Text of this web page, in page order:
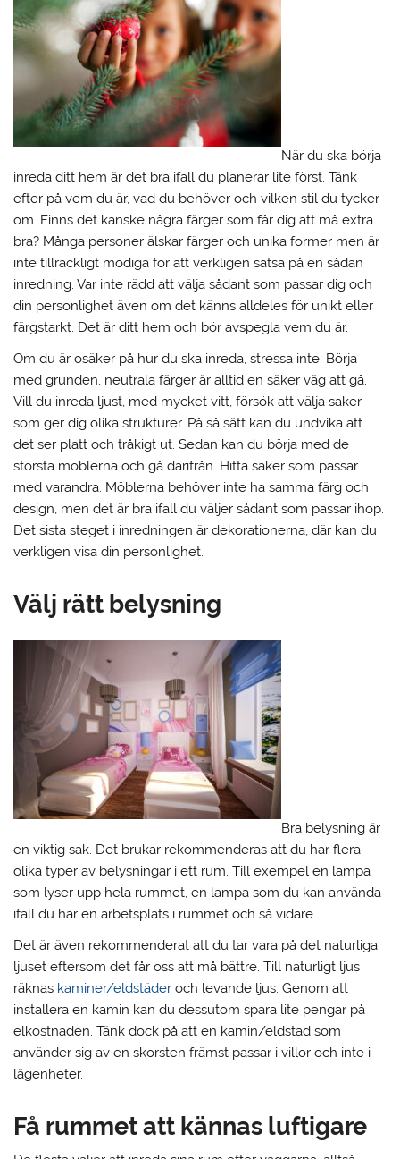
När du ska börja
inreda ditt hem är det bra ifall du planerar lite först. Tänk
efter på vem du är, vad du behöver och vilken stil du tycker
om. Finns det kanske några färger som får dig att må extra
bra? Många personer älskar färger och unika former men är
inte tillräckligt modiga för att verkligen satsa på en sådan
inredning. Var inte rädd att välja sådant som passar dig och
din personlighet även om det känns alldeles för unikt eller
färgstarkt. Det är ditt hem och bör avspegla vem du är.
Om du är osäker på hur du ska inreda, stressa inte. Börja
med grunden, neutrala färger är alltid en säker väg att gå.
Vill du inreda ljust, med mycket vitt, försök att välja saker
som ger dig olika strukturer. På så sätt kan du undvika att
det ser platt och tråkigt ut. Sedan kan du börja med de
största möblerna och gå därifrån. Hitta saker som passar
med varandra. Möblerna behöver inte ha samma färg och
design, men det är bra ifall du väljer sådant som passar ihop.
Det sista steget i inredningen är dekorationerna, där kan du
verkligen visa din personlighet.
Välj rätt belysning
Bra belysning är
en viktig sak. Det brukar rekommenderas att du har flera
olika typer av belysningar i ett rum. Till exempel en lampa
som lyser upp hela rummet, en lampa som du kan använda
ifall du har en arbetsplats i rummet och så vidare.
Det är även rekommenderat att du tar vara på det naturliga
ljuset eftersom det får oss att må bättre. Till naturligt ljus
räknas kaminer/eldstäder och levande ljus. Genom att
installera en kamin kan du dessutom spara lite pengar på
elkostnaden. Tänk dock på att en kamin/eldstad som
använder sig av en skorsten främst passar i villor och inte i
lägenheter.
Få rummet att kännas luftigare